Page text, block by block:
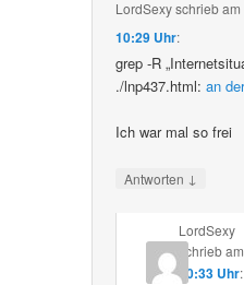
LordSexyschriebam
10:29 Uhr:
grep -R
./lnp437.html:an
Ich war mal so frei
Antworten ↓
LordSexy
schriebam
10:33 Uhr: